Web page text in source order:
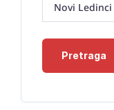
Novi Ledinci
Pretraga